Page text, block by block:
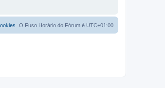
O Fuso Horário do Fórum é UTC+01:00